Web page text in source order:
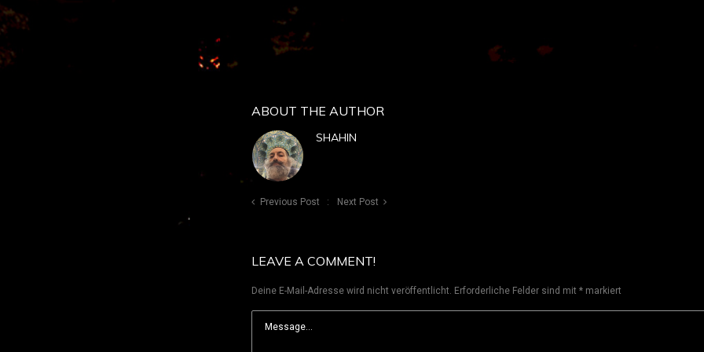
ABOUT THE AUTHOR
SHAHIN
Previous Post Next Post
LEAVE A COMMENT!
Deine E-Mail-Adresse wird nicht veröffentlicht. Erforderliche Felder sind mit * markiert